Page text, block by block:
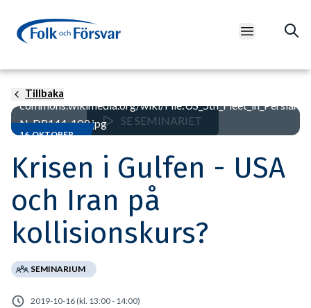
Open main
Tillbaka
Foto: James Evans/US Navy,
commons.wikimedia.org/wiki/
N-DR144-109.jpg
SE SEMINARIET
16 OKTOBER
Krisen i Gulfen - USA
och Iran på
kollisionskurs?
SEMINARIUM
2019-10-16 (kl. 13:00 - 14:00)